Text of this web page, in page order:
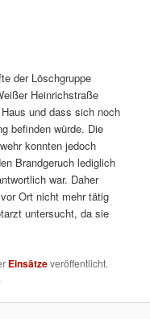
der Löschgruppe
Heinrichstraße
und dass sich noch
befinden würde. Die
konnten jedoch
Brandgeruch lediglich
war. Daher
Ort nicht mehr tätig
untersucht, da sie
Einsätzeveröffentlicht.